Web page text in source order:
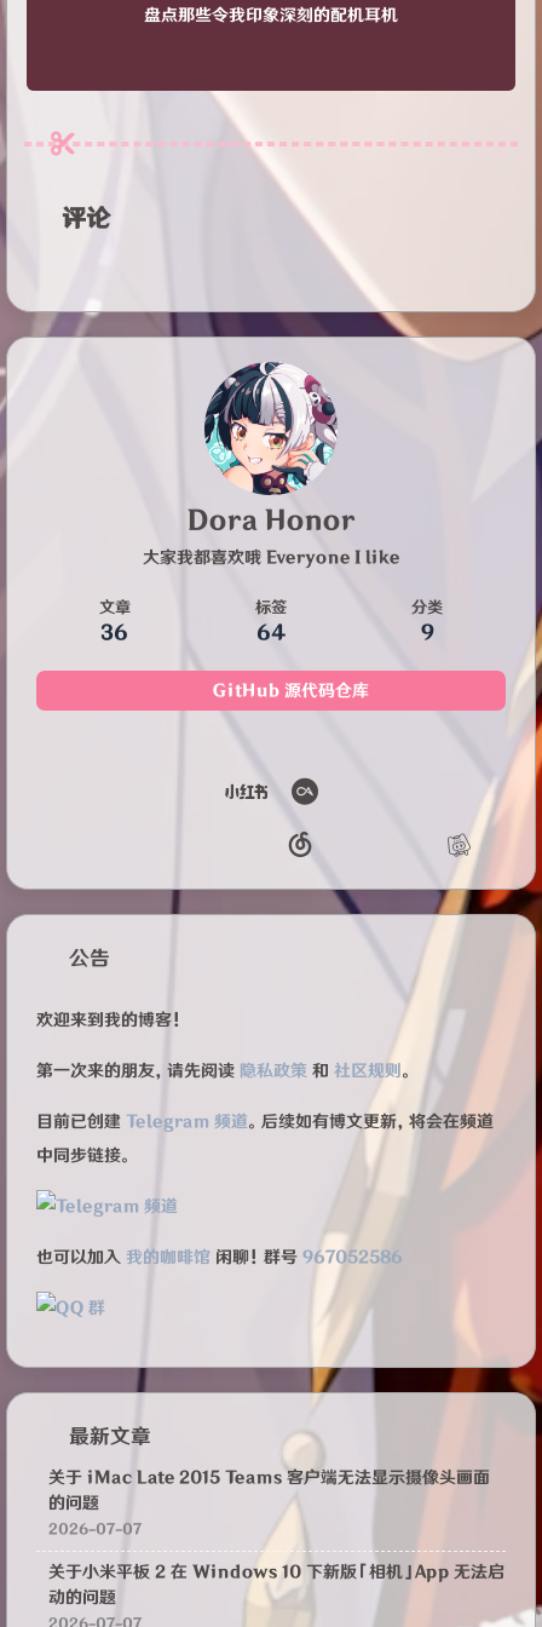
盘点那些令我印象深刻的配机耳机
评论
Dora Honor
大家我都喜欢哦 Everyone I like
文章
36
标签
64
分类
9
GitHub 源代码仓库
公告
欢迎来到我的博客！
第一次来的朋友，请先阅读 隐私政策 和 社区规则。
目前已创建 Telegram 频道。后续如有博文更新，将会在频道
中同步链接。
也可以加入 我的咖啡馆 闲聊！群号 967052586
最新文章
关于 iMac Late 2015 Teams 客户端无法显示摄像头画面
的问题
2026-07-07
关于小米平板 2 在 Windows 10 下新版「相机」App 无法启
动的问题